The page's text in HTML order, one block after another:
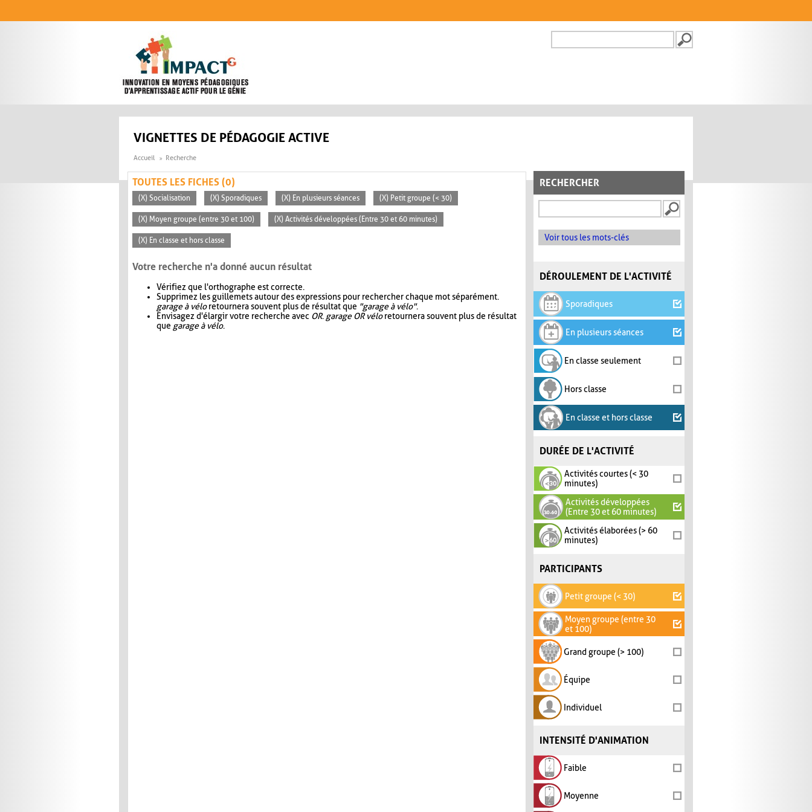
FORMULAIRE DE
VIGNETTES DE PÉDAGOGIE ACTIVE
Accueil Recherche
RECHERCHER
Voir tous les mots-clés
DÉROULEMENT DE L'ACTIVITÉ
Sporadiques
En plusieurs séances
En classe seulement
Hors classe
En classe et hors classe
DURÉE DE L'ACTIVITÉ
Activités courtes (< 30
minutes)
Activités développées
(Entre 30 et 60 minutes)
Activités élaborées (> 60
minutes)
PARTICIPANTS
Petit groupe (< 30)
Moyen groupe (entre 30
et 100)
Grand groupe (> 100)
Équipe
Individuel
INTENSITÉ D'ANIMATION
Faible
Moyenne
TOUTES LES FICHES (0)
(X) Socialisation (X) Sporadiques (X) En plusieurs séances (X) Petit groupe (< 30)
(X) Moyen groupe (entre 30 et 100) (X) Activités développées (Entre 30 et 60 minutes)
(X) En classe et hors classe
Votre recherche n'a donné aucun résultat
Vérifiez que l'orthographe est correcte.
Supprimez les guillemets autour des expressions pour rechercher chaque mot séparément.
garage à véloretournera souvent plus de résultat que "garage à vélo".
Envisagez d'élargir votre recherche avec OR. garage OR véloretournera souvent plus de résultat
que garage à vélo.